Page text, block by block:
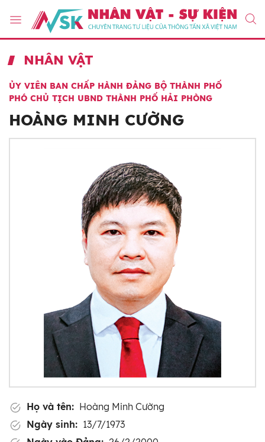
NHÂN VẬT
ỦY VIÊN BAN CHẤP HÀNH ĐẢNG BỘ THÀNH PHỐ
PHÓ CHỦ TỊCH UBND THÀNH PHỐ HẢI PHÒNG
HOÀNG MINH CƯỜNG
Họ và tên: Hoàng Minh Cường
Ngày sinh: 13/7/1973